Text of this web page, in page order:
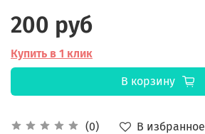
(0)
В избранное
200 руб
Купить в 1 клик
В корзину